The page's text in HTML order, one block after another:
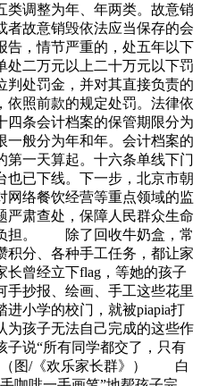
类调整为年、年两类。故意销
者故意销毁依法应当保存的会
告，情节严重的，处五年以下
处二万元以上二十万元以下罚
判处罚金，并对其直接负责的
依照前款的规定处罚。法律依
四条会计档案的保管期限分为
一般分为年和年。会计档案的
第一天算起。十六条单线下门
也已下线。下一步，北京市朝
网络餐饮经营等重点领域的监
严肃查处，保障人民群众生命
担。 除了回收牛奶盒，常
积分、各种手工任务，都让家
曾经立下flag，等她的孩子
手抄报、绘画、手工这些花里
小学的校门，就被piapia打
孩子无法自己完成的这些作
说“所有同学都交了，只有
图/《欢乐家长群》） 白